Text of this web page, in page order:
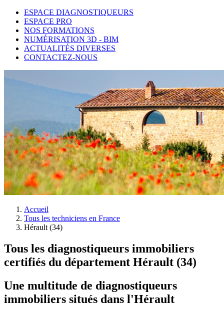
ESPACE DIAGNOSTIQUEURS
ESPACE PRO
NOS FORMATIONS
NUMÉRISATION 3D - BIM
ACTUALITÉS DIVERSES
CONTACTEZ-NOUS
Accueil
Tous les techniciens en France
Hérault (34)
Tous les diagnostiqueurs immobiliers
certifiés du département Hérault (34)
Une multitude de diagnostiqueurs
immobiliers situés dans l'Hérault